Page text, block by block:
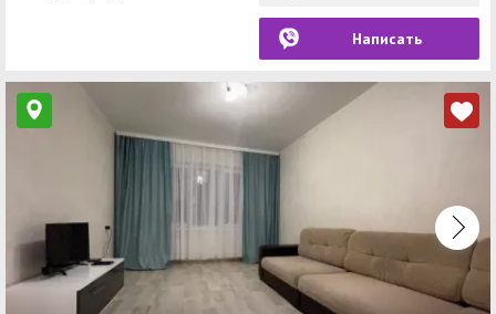
Написать